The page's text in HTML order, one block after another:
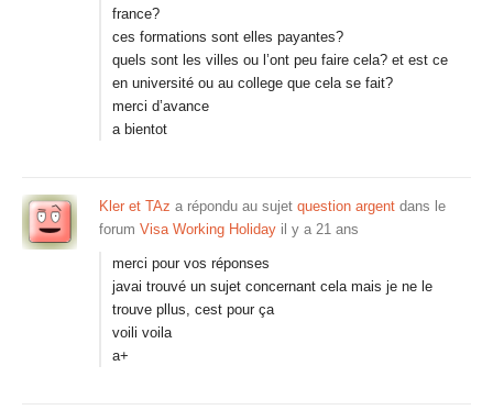
france?
ces formations sont elles payantes?
quels sont les villes ou l’ont peu faire cela? et est ce
en université ou au college que cela se fait?
merci d’avance
a bientot
Kler et TAz a répondu au sujet question argent dans le
forum Visa Working Holiday il y a 21 ans
merci pour vos réponses
javai trouvé un sujet concernant cela mais je ne le
trouve pllus, cest pour ça
voili voila
a+